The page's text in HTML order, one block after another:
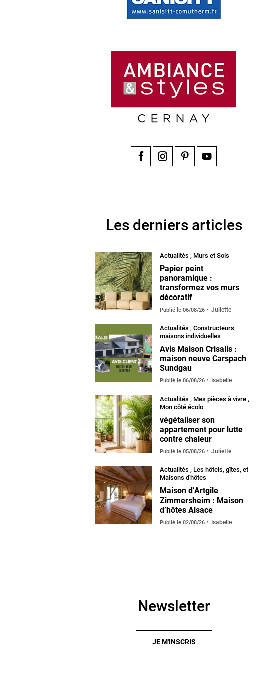
Les derniers articles
Actualités , Murs et Sols
Papier peint
panoramique :
transformez vos murs
décoratif
Publié le 06/08/26 Juliette
Actualités , Constructeurs
maisons individuelles
Avis Maison Crisalis :
maison neuve Carspach
Sundgau
Publié le 06/08/26 Isabelle
Actualités , Mes pièces à vivre ,
Mon côté écolo
végétaliser son
appartement pour lutte
contre chaleur
Publié le 05/08/26 Juliette
Actualités , Les hôtels, gîtes, et
Maisons d'hôtes
Maison d’Artgile
Zimmersheim : Maison
d’hôtes Alsace
Publié le 02/08/26 Isabelle
Newsletter
JE M'INSCRIS